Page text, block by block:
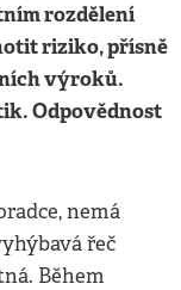
rozdělení
riziko, přísně
výroků.
Odpovědnost
nemá
řeč
Během